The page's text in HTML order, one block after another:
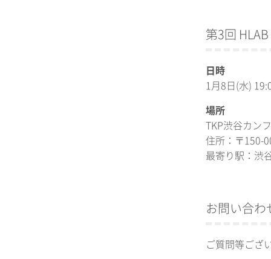
第3回
日時
1月8日(水)
場所
TKP渋谷カン
住所：〒150-
最寄り駅：渋
お問い合わ
ご質問等ござ